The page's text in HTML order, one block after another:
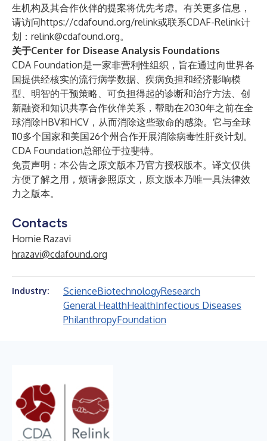
生机构及其合作伙伴的提案将优先考虑。有关更多信息，
请访问https://cdafound.org/relink或联系CDAF-Relink计
划： relink@cdafound.org。
关于Center for Disease Analysis Foundations
CDA Foundation是一家非营利性组织，旨在通过向世界各
国提供经核实的流行病学数据、疾病负担和经济影响模
型、明智的干预策略、可负担得起的诊断和治疗方法、创
新融资和知识共享合作伙伴关系，帮助在2030年之前在全
球消除HBV和HCV，从而消除这些致命的感染。它与全球
110多个国家和美国26个州合作开展消除病毒性肝炎计划。
CDA Foundation总部位于拉斐特。
免责声明：本公告之原文版本乃官方授权版本。译文仅供
方便了解之用，烦请参照原文，原文版本乃唯一具法律效
力之版本。
Contacts
Homie Razavi
hrazavi@cdafound.org
Industry: ScienceBiotechnologyResearch
General HealthHealthInfectious Diseases
PhilanthropyFoundation